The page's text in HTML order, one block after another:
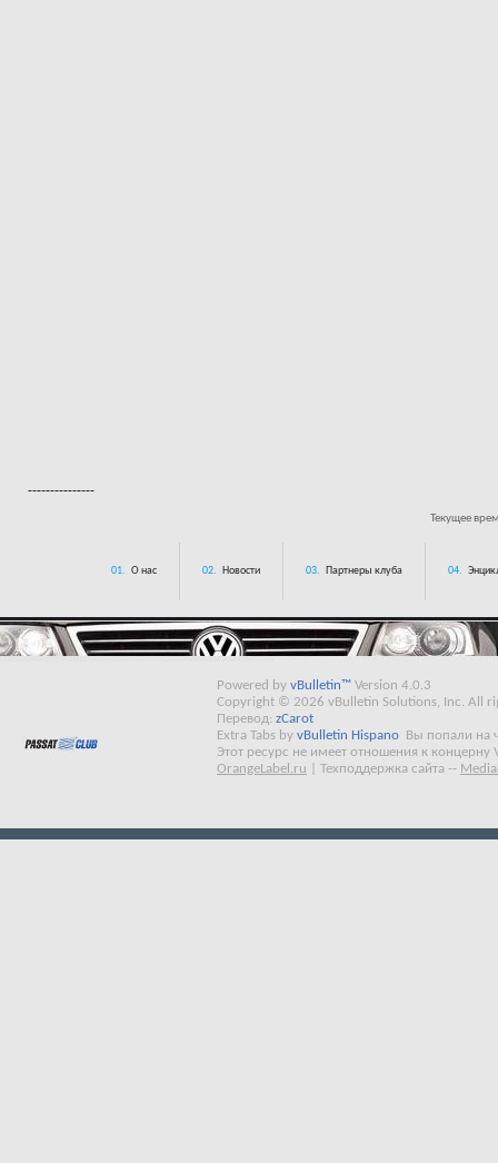
---------------
Текущее
01. О нас 02. Новости 03. Партнеры клуба 04.
Powered by vBulletin™ Version 4.0.3
Copyright © 2026 vBulletin Solutions, Inc. All
Перевод: zCarot
Extra Tabs by vBulletin Hispano
Вы попали на
Этот ресурс не имеет отношения к концерну
OrangeLabel.ru
Техподдержка сайта --